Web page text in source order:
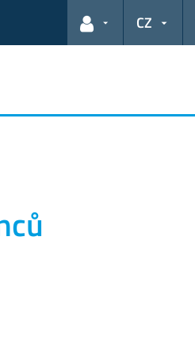
Odkazy pro uživatele
CZ